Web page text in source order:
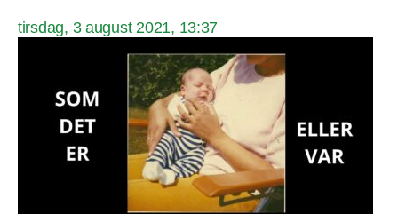
tirsdag, 3 august 2021, 13:37